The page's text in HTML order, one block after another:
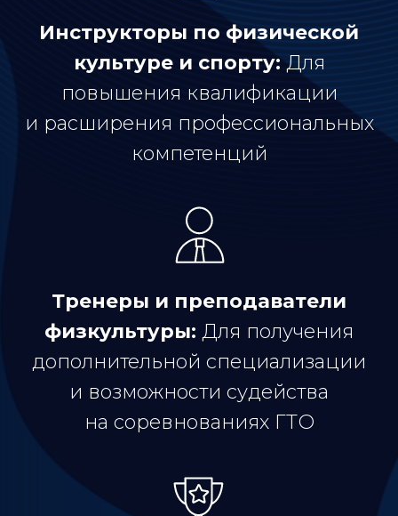
Инструкторы по физической
культуре и спорту:Для
повышения квалификации
и расширения профессиональных
компетенций
Тренеры и преподаватели
физкультуры: Для получения
дополнительной специализации
и возможности судейства
на соревнованиях ГТО